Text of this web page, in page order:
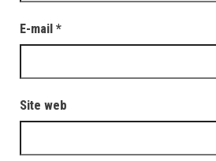
E-mail *
Site web